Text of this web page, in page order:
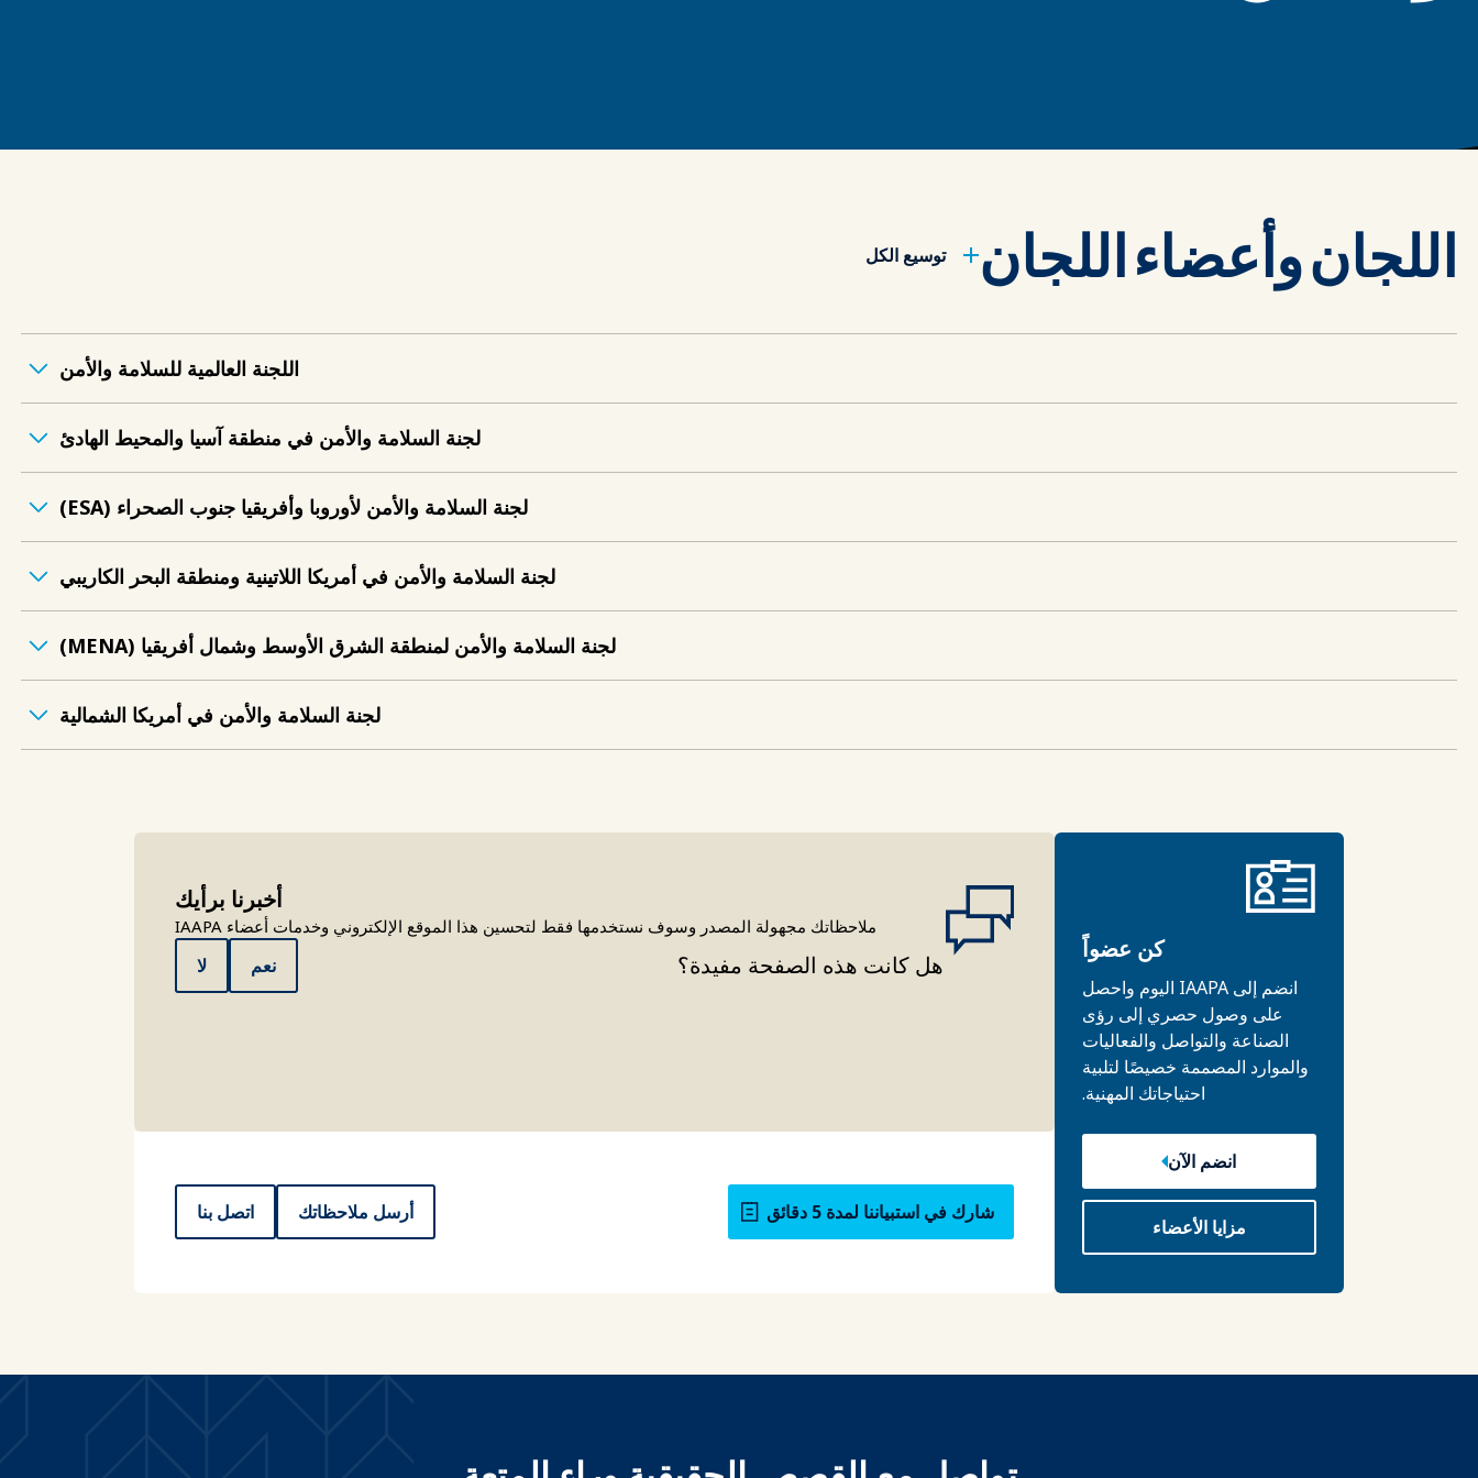
اللجان وأعضاء اللجان توسيع الكل
اللجنة العالمية للسلامة والأمن
لجنة السلامة والأمن في منطقة آسيا والمحيط الهادئ
لجنة السلامة والأمن لأوروبا وأفريقيا جنوب الصحراء (ESA)
لجنة السلامة والأمن في أمريكا اللاتينية ومنطقة البحر الكاريبي
لجنة السلامة والأمن لمنطقة الشرق الأوسط وشمال أفريقيا (MENA)
لجنة السلامة والأمن في أمريكا الشمالية
كن عضواً
انضم إلى IAAPA اليوم واحصل
على وصول حصري إلى رؤى
الصناعة والتواصل والفعاليات
والموارد المصممة خصيصًا لتلبية
احتياجاتك المهنية.
انضم الآن
مزايا الأعضاء
أخبرنا برأيك
ملاحظاتك مجهولة المصدر وسوف نستخدمها فقط لتحسين هذا الموقع الإلكتروني وخدمات أعضاء IAAPA
هل كانت هذه الصفحة مفيدة؟ نعم لا
شارك في استبياننا لمدة 5 دقائق أرسل ملاحظاتك اتصل بنا